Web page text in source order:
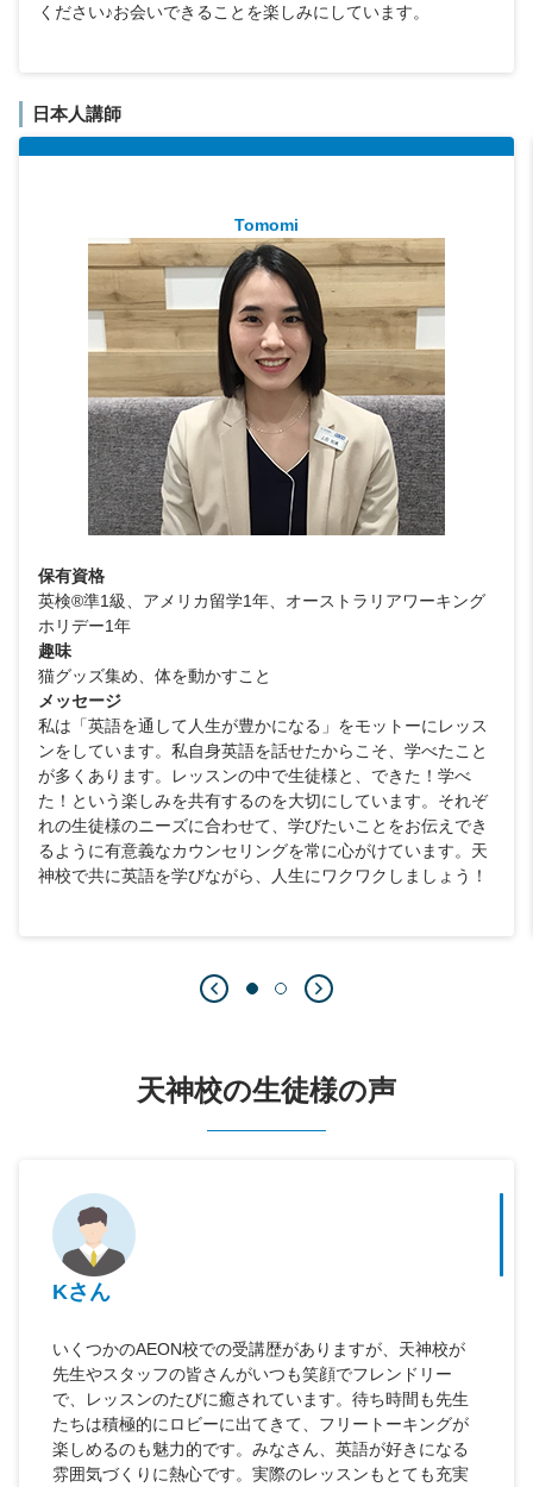
ください♪お会いできることを楽しみにしています。
日本人講師
Tomomi
保有資格
英検®準1級、アメリカ留学1年、オーストラリアワーキング
ホリデー1年
趣味
猫グッズ集め、体を動かすこと
メッセージ
私は「英語を通して人生が豊かになる」をモットーにレッス
ンをしています。私自身英語を話せたからこそ、学べたこと
が多くあります。レッスンの中で生徒様と、できた！学べ
た！という楽しみを共有するのを大切にしています。それぞ
れの生徒様のニーズに合わせて、学びたいことをお伝えでき
るように有意義なカウンセリングを常に心がけています。天
神校で共に英語を学びながら、人生にワクワクしましょう！
天神校の生徒様の声
Kさん
いくつかのAEON校での受講歴がありますが、天神校が
先生やスタッフの皆さんがいつも笑顔でフレンドリー
で、レッスンのたびに癒されています。待ち時間も先生
たちは積極的にロビーに出てきて、フリートーキングが
楽しめるのも魅力的です。みなさん、英語が好きになる
雰囲気づくりに熱心です。実際のレッスンもとても充実